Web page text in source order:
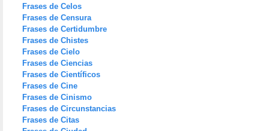
Frases de Celos
Frases de Censura
Frases de Certidumbre
Frases de Chistes
Frases de Cielo
Frases de Ciencias
Frases de Científicos
Frases de Cine
Frases de Cinismo
Frases de Circunstancias
Frases de Citas